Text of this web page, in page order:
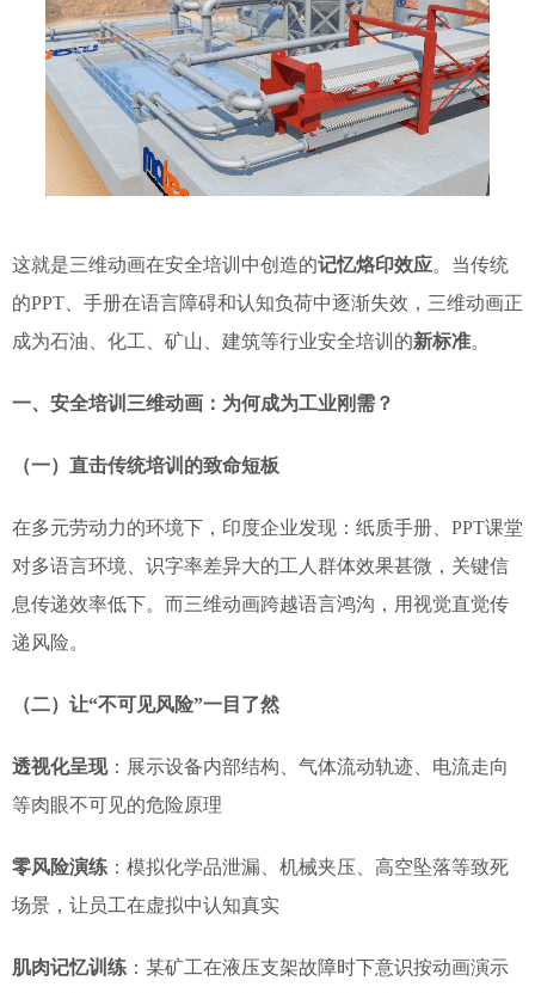
这就是三维动画在安全培训中创造的记忆烙印效应。当传统
的PPT、手册在语言障碍和认知负荷中逐渐失效，三维动画正
成为石油、化工、矿山、建筑等行业安全培训的新标准。
一、安全培训三维动画：为何成为工业刚需？
（一）直击传统培训的致命短板
在多元劳动力的环境下，印度企业发现：纸质手册、PPT课堂
对多语言环境、识字率差异大的工人群体效果甚微，关键信
息传递效率低下。而三维动画跨越语言鸿沟，用视觉直觉传
递风险。
（二）让“不可见风险”一目了然
透视化呈现：展示设备内部结构、气体流动轨迹、电流走向
等肉眼不可见的危险原理
零风险演练 ：模拟化学品泄漏、机械夹压、高空坠落等致死
场景，让员工在虚拟中认知真实
肌肉记忆训练 ：某矿工在液压支架故障时下意识按动画演示